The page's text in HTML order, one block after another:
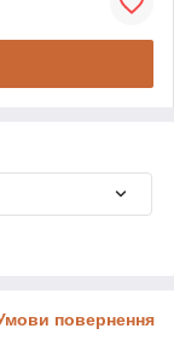
повернення